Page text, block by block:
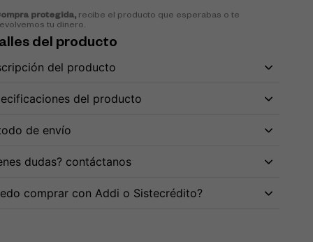
protegida,recibe el producto que esperabas o te
tu dinero.
del producto
del producto
del producto
de envío
dudas? contáctanos
comprar con Addi o Sistecrédito?